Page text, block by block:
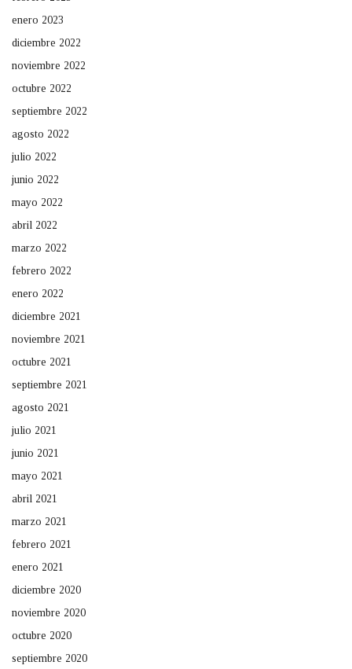
enero 2023
diciembre 2022
noviembre 2022
octubre 2022
septiembre 2022
agosto 2022
julio 2022
junio 2022
mayo 2022
abril 2022
marzo 2022
febrero 2022
enero 2022
diciembre 2021
noviembre 2021
octubre 2021
septiembre 2021
agosto 2021
julio 2021
junio 2021
mayo 2021
abril 2021
marzo 2021
febrero 2021
enero 2021
diciembre 2020
noviembre 2020
octubre 2020
septiembre 2020